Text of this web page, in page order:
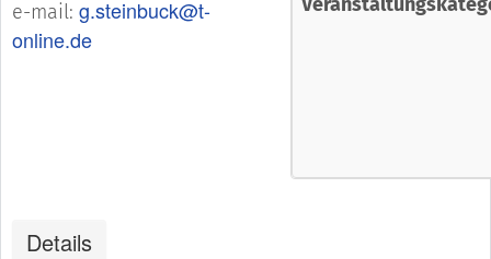
e-mail: g.steinbuck@t-
online.de
Details